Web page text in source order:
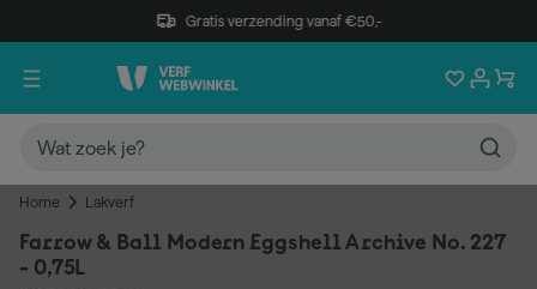
Gratis verzending vanaf €50,-
Home Lakverf
Farrow & Ball Modern Eggshell Archive No. 227
- 0,75L